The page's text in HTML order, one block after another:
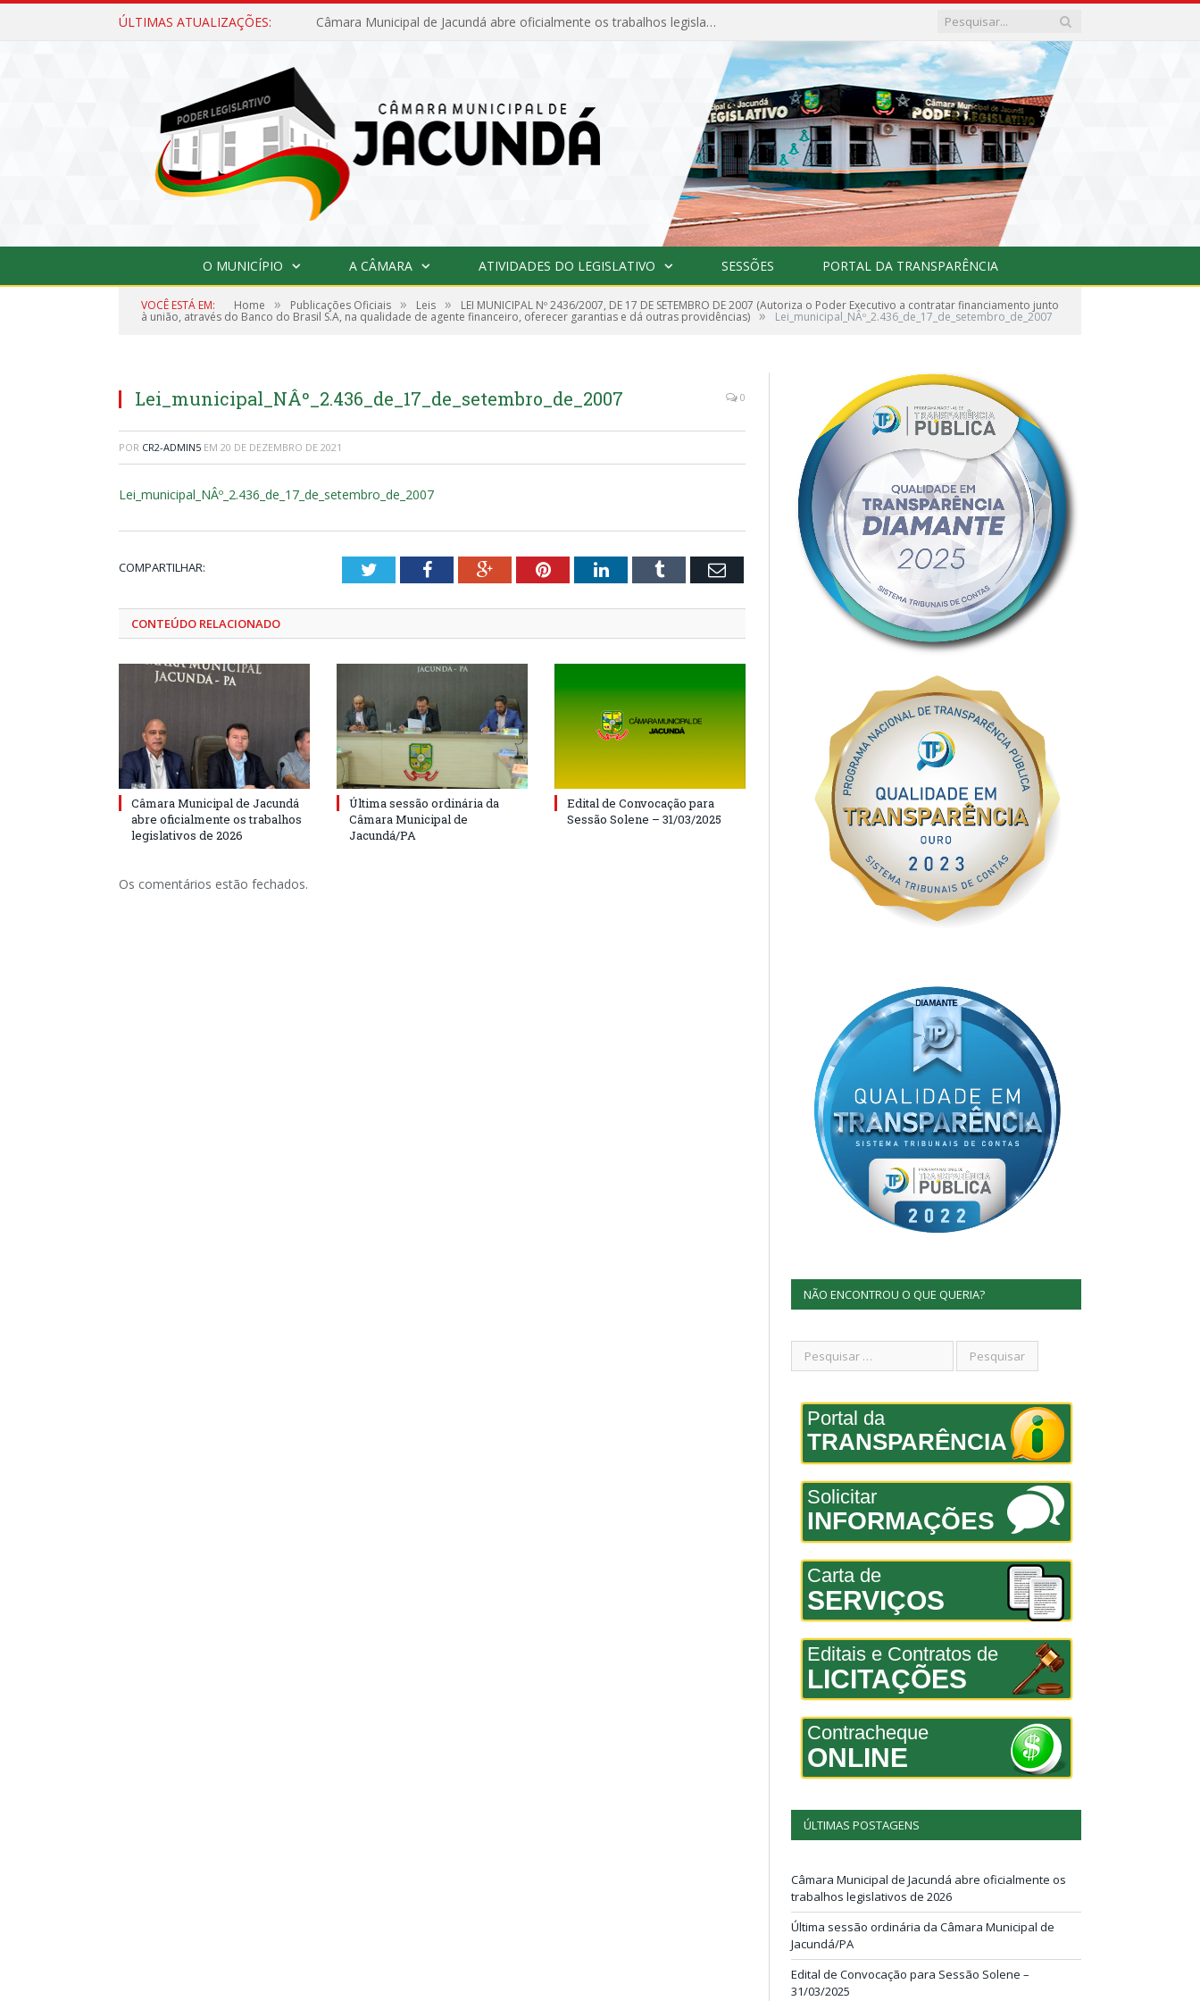
ÚLTIMAS ATUALIZAÇÕES: Câmara Municipal de Jacundá abre oficialmente os trabalhos legislativos de 2026
O MUNICÍPIO A CÂMARA ATIVIDADES DO LEGISLATIVO SESSÕES PORTAL DA TRANSPARÊNCIA
VOCÊ ESTÁ EM: Home » Publicações Oficiais » Leis » LEI MUNICIPAL Nº 2436/2007, DE 17 DE SETEMBRO DE 2007 (Autoriza o Poder Executivo a contratar financiamento junto
à união, através do Banco do Brasil S.A, na qualidade de agente financeiro, oferecer garantias e dá outras providências) » Lei_municipal_NÂº_2.436_de_17_de_setembro_de_2007
Lei_municipal_NÂº_2.436_de_17_de_setembro_de_2007 0
POR CR2-ADMIN5 EM 20 DE DEZEMBRO DE 2021
Lei_municipal_NÂº_2.436_de_17_de_setembro_de_2007
COMPARTILHAR: TwitterFacebookGoogle+PinterestLinkedInTumblr Email
CONTEÚDO RELACIONADO
Câmara Municipal de Jacundá
abre oficialmente os trabalhos
legislativos de 2026
Última sessão ordinária da
Câmara Municipal de
Jacundá/PA
Edital de Convocação para
Sessão Solene – 31/03/2025
Os comentários estão fechados.
NÃO ENCONTROU O QUE QUERIA?
Portal da
TRANSPARÊNCIA
Solicitar
INFORMAÇÕES
Carta de
SERVIÇOS
Editais e Contratos de
LICITAÇÕES
Contracheque
ONLINE
ÚLTIMAS POSTAGENS
Câmara Municipal de Jacundá abre oficialmente os
trabalhos legislativos de 2026
Última sessão ordinária da Câmara Municipal de
Jacundá/PA
Edital de Convocação para Sessão Solene –
31/03/2025